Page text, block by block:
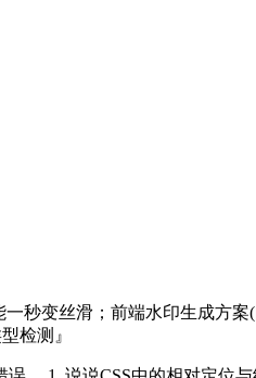
秒变丝滑；前端水印生成方
检测』